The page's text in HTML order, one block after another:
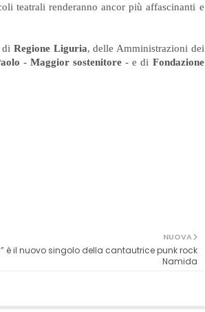
teatrali renderanno ancor più affascinanti e
Regione Liguria, delle Amministrazioni dei
- Maggior sostenitore- e di Fondazione
NUOVA
è il nuovo singolo della cantautrice punk rock
Namida